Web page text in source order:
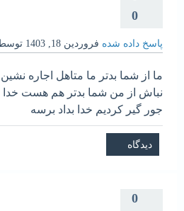
0
پاسخ داده شده فروردین 18, 1403
ما از شما بدتر ما متاهل اجاره
نباش از من شما بدتر هم هست
جور گیر کردیم خدا بداد برسه
0